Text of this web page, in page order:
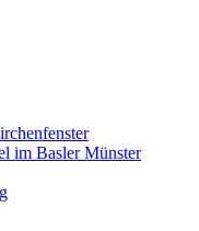
im Basler Münster